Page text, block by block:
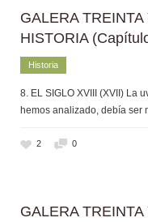
GALERA
HISTORIA
Historia
8. EL SIGLO XVIII (XVII) La
hemos analizado, debía ser
2 0
GALERA